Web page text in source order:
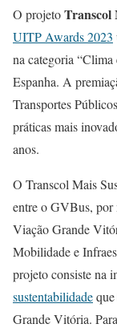
O projetoTranscol
UITP Awards 2023
na categoria “Clima
Espanha. A
Transportes
práticas mais
anos.
O Transcol Mais
entre o GVBus, por
Viação Grande
Mobilidade e
projeto consiste na
sustentabilidade
Grande Vitória.